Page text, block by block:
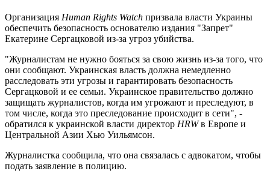
Организация Human Rights Watch призвала власти Украины
обеспечить безопасность основателю издания "Запрет"
Екатерине Сергацковой из-за угроз убийства.
"Журналистам не нужно бояться за свою жизнь из-за того, что
они сообщают. Украинская власть должна немедленно
расследовать эти угрозы и гарантировать безопасность
Сергацковой и ее семьи. Украинское правительство должно
защищать журналистов, когда им угрожают и преследуют, в
том числе, когда это преследование происходит в сети", -
обратился к украинской власти директор HRWв Европе и
Центральной Азии Хью Уильямсон.
Журналистка сообщила, что она связалась с адвокатом, чтобы
подать заявление в полицию.